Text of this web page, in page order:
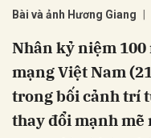
Bài và ảnh Hương Giang
Nhân kỷ niệm 100
mạng Việt Nam
trong bối cảnh trí
thay đổi mạnh mẽ